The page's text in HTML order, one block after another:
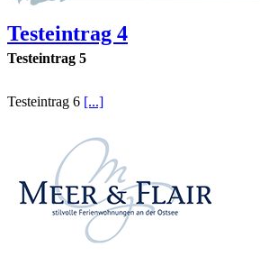
Testeintrag 4
Testeintrag 5
Testeintrag 6 [...]